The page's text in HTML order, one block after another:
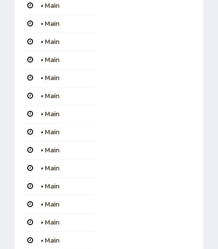
• Main
• Main
• Main
• Main
• Main
• Main
• Main
• Main
• Main
• Main
• Main
• Main
• Main
• Main